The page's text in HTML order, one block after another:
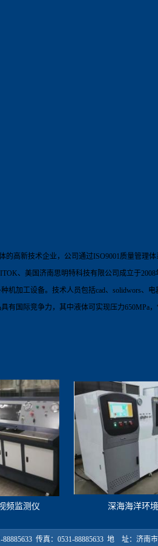
的高新技术企业， 公司通过ISO9001质量管理体
、美国济南思明特科技有限公司成立于2008
机加工设备。技术人员包括cad、solidwors、电
有国际竞争力，其中液体可实现压力650MPa
频监测仪 深海海洋环
传真：0531-88885633 地 址：济南